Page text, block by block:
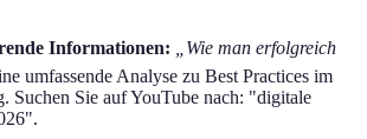
Informationen:
„Wie man erfolgreich
umfassende Analyse zu Best Practices im
Suchen Sie auf YouTube nach: "digitale